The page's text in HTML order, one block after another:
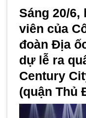
Sáng 20/6,
viên của
đoàn Địa
dự lễ ra
Century
(quận Thủ